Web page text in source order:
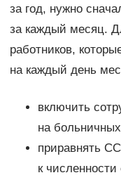
за год, нужно
за каждый месяц.
работников,
на каждый день
включить
на
приравнять
к